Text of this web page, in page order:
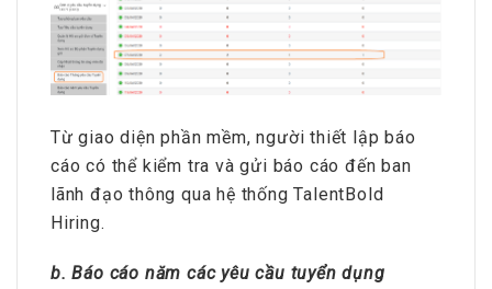
Từ giao diện phần mềm, người thiết lập báo
cáo có thể kiểm tra và gửi báo cáo đến ban
lãnh đạo thông qua hệ thống TalentBold
Hiring.
b. Báo cáo năm các yêu cầu tuyển dụng